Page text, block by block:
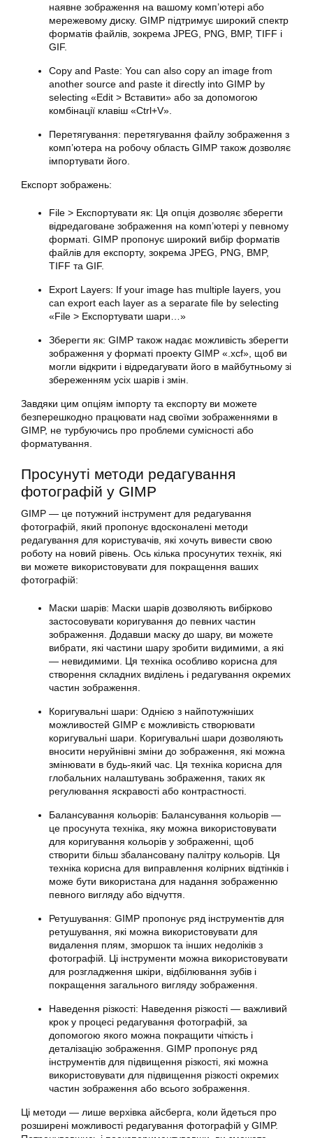
наявне зображення на вашому комп’ютері або
мережевому диску. GIMP підтримує широкий спектр
форматів файлів, зокрема JPEG, PNG, BMP, TIFF і
GIF.
Copy and Paste: You can also copy an image from
another source and paste it directly into GIMP by
selecting «Edit > Вставити» або за допомогою
комбінації клавіш «Ctrl+V».
Перетягування: перетягування файлу зображення з
комп’ютера на робочу область GIMP також дозволяє
імпортувати його.
Експорт зображень:
File > Експортувати як: Ця опція дозволяє зберегти
відредаговане зображення на комп’ютері у певному
форматі. GIMP пропонує широкий вибір форматів
файлів для експорту, зокрема JPEG, PNG, BMP,
TIFF та GIF.
Export Layers: If your image has multiple layers, you
can export each layer as a separate file by selecting
«File > Експортувати шари…»
Зберегти як: GIMP також надає можливість зберегти
зображення у форматі проекту GIMP «.xcf», щоб ви
могли відкрити і відредагувати його в майбутньому зі
збереженням усіх шарів і змін.
Завдяки цим опціям імпорту та експорту ви можете
безперешкодно працювати над своїми зображеннями в
GIMP, не турбуючись про проблеми сумісності або
форматування.
Просунуті методи редагування
фотографій у GIMP
GIMP — це потужний інструмент для редагування
фотографій , який пропонує вдосконалені методи
редагування для користувачів, які хочуть вивести свою
роботу на новий рівень. Ось кілька просунутих технік, які
ви можете використовувати для покращення ваших
фотографій:
Маски шарів: Маски шарів дозволяють вибірково
застосовувати коригування до певних частин
зображення. Додавши маску до шару, ви можете
вибрати, які частини шару зробити видимими, а які
— невидимими. Ця техніка особливо корисна для
створення складних виділень і редагування окремих
частин зображення.
Коригувальні шари: Однією з найпотужніших
можливостей GIMP є можливість створювати
коригувальні шари. Коригувальні шари дозволяють
вносити неруйнівні зміни до зображення, які можна
змінювати в будь-який час. Ця техніка корисна для
глобальних налаштувань зображення, таких як
регулювання яскравості або контрастності.
Балансування кольорів: Балансування кольорів —
це просунута техніка, яку можна використовувати
для коригування кольорів у зображенні, щоб
створити більш збалансовану палітру кольорів. Ця
техніка корисна для виправлення колірних відтінків і
може бути використана для надання зображенню
певного вигляду або відчуття.
Ретушування: GIMP пропонує ряд інструментів для
ретушування, які можна використовувати для
видалення плям, зморшок та інших недоліків з
фотографій. Ці інструменти можна використовувати
для розгладження шкіри, відбілювання зубів і
покращення загального вигляду зображення.
Наведення різкості: Наведення різкості — важливий
крок у процесі редагування фотографій , за
допомогою якого можна покращити чіткість і
деталізацію зображення. GIMP пропонує ряд
інструментів для підвищення різкості, які можна
використовувати для підвищення різкості окремих
частин зображення або всього зображення.
Ці методи — лише верхівка айсберга, коли йдеться про
розширені можливості редагування фотографій у GIMP.